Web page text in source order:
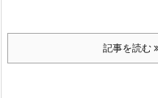
記事を読む